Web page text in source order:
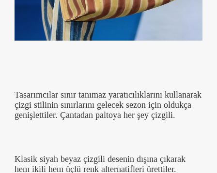
Tasarımcılar sınır tanımaz yaratıcılıklarını kullanarak
çizgi stilinin sınırlarını gelecek sezon için oldukça
genişlettiler. Çantadan paltoya her şey çizgili.
Klasik siyah beyaz çizgili desenin dışına çıkarak
hem ikili hem üçlü renk alternatifleri ürettiler.